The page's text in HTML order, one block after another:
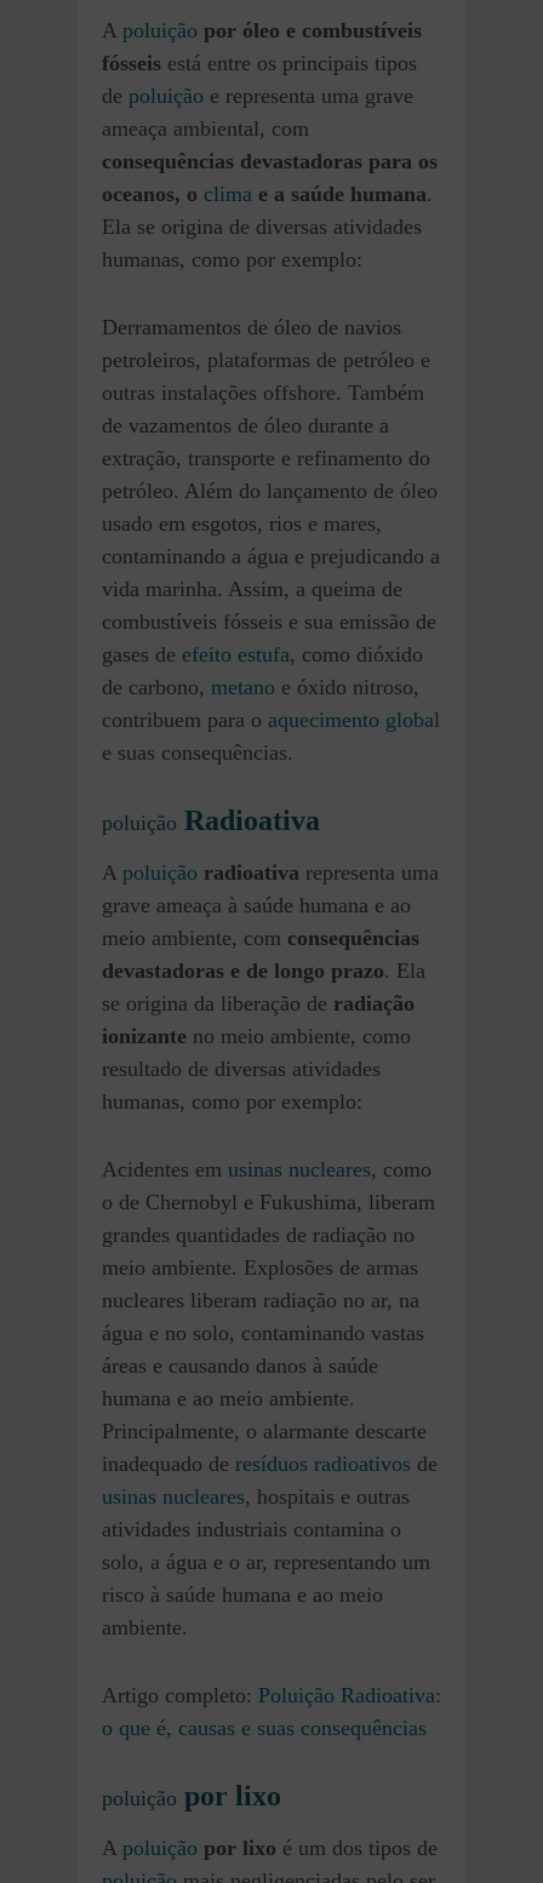
A poluição por óleo e combustíveis
fósseis está entre os principais tipos
de poluição e representa uma grave
ameaça ambiental, com
consequências devastadoras para os
oceanos, o clima e a saúde humana.
Ela se origina de diversas atividades
humanas, como por exemplo:
Derramamentos de óleo de navios
petroleiros, plataformas de petróleo e
outras instalações offshore. Também
de vazamentos de óleo durante a
extração, transporte e refinamento do
petróleo. Além do lançamento de óleo
usado em esgotos, rios e mares,
contaminando a água e prejudicando a
vida marinha. Assim, a queima de
combustíveis fósseis e sua emissão de
gases de efeito estufa, como dióxido
de carbono, metano e óxido nitroso,
contribuem para o aquecimento global
e suas consequências.
poluição Radioativa
A poluição radioativa representa uma
grave ameaça à saúde humana e ao
meio ambiente, com consequências
devastadoras e de longo prazo. Ela
se origina da liberação de radiação
ionizante no meio ambiente, como
resultado de diversas atividades
humanas, como por exemplo:
Acidentes em usinas nucleares, como
o de Chernobyl e Fukushima, liberam
grandes quantidades de radiação no
meio ambiente. Explosões de armas
nucleares liberam radiação no ar, na
água e no solo, contaminando vastas
áreas e causando danos à saúde
humana e ao meio ambiente.
Principalmente, o alarmante descarte
inadequado de resíduos radioativos de
usinas nucleares, hospitais e outras
atividades industriais contamina o
solo, a água e o ar, representando um
risco à saúde humana e ao meio
ambiente.
Artigo completo: Poluição Radioativa:
o que é, causas e suas consequências
poluição por lixo
A poluição por lixo é um dos tipos de